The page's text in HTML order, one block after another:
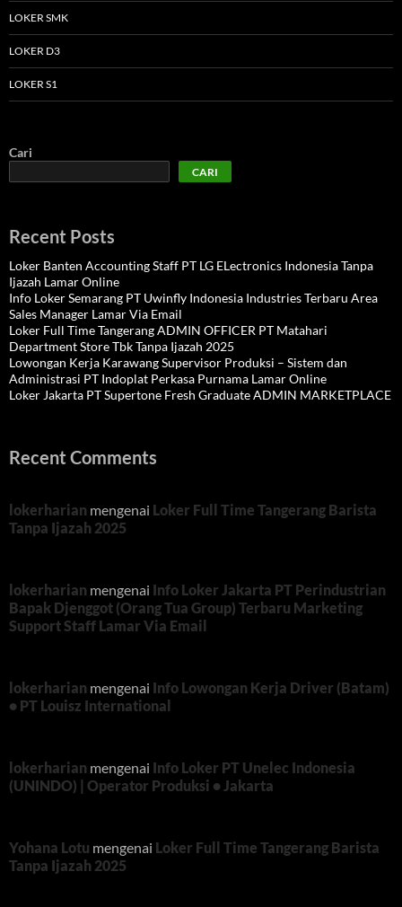
LOKER SMK
LOKER D3
LOKER S1
Cari
CARI
Recent Posts
Loker Banten Accounting Staff PT LG ELectronics Indonesia Tanpa
Ijazah Lamar Online
Info Loker Semarang PT Uwinfly Indonesia Industries Terbaru Area
Sales Manager Lamar Via Email
Loker Full Time Tangerang ADMIN OFFICER PT Matahari
Department Store Tbk Tanpa Ijazah 2025
Lowongan Kerja Karawang Supervisor Produksi – Sistem dan
Administrasi PT Indoplat Perkasa Purnama Lamar Online
Loker Jakarta PT Supertone Fresh Graduate ADMIN MARKETPLACE
Recent Comments
lokerharian mengenai Loker Full Time Tangerang Barista
Tanpa Ijazah 2025
lokerharian mengenai Info Loker Jakarta PT Perindustrian
Bapak Djenggot (Orang Tua Group) Terbaru Marketing
Support Staff Lamar Via Email
lokerharian mengenai Info Lowongan Kerja Driver (Batam)
• PT Louisz International
lokerharian mengenai Info Loker PT Unelec Indonesia
(UNINDO) | Operator Produksi • Jakarta
Yohana Lotu mengenai Loker Full Time Tangerang Barista
Tanpa Ijazah 2025